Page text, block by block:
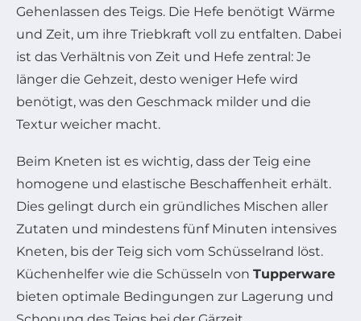
Gehenlassen des Teigs. Die Hefe benötigt Wärme
und Zeit, um ihre Triebkraft voll zu entfalten. Dabei
ist das Verhältnis von Zeit und Hefe zentral: Je
länger die Gehzeit, desto weniger Hefe wird
benötigt, was den Geschmack milder und die
Textur weicher macht.
Beim Kneten ist es wichtig, dass der Teig eine
homogene und elastische Beschaffenheit erhält.
Dies gelingt durch ein gründliches Mischen aller
Zutaten und mindestens fünf Minuten intensives
Kneten, bis der Teig sich vom Schüsselrand löst.
Küchenhelfer wie die Schüsseln von Tupperware
bieten optimale Bedingungen zur Lagerung und